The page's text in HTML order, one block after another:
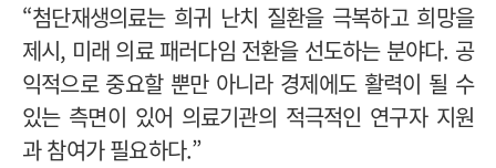
“첨단재생의료는 희귀 난치 질환을 극복하고 희망을
제시, 미래 의료 패러다임 전환을 선도하는 분야다. 공
익적으로 중요할 뿐만 아니라 경제에도 활력이 될 수
있는 측면이 있어 의료기관의 적극적인 연구자 지원
과 참여가 필요하다.”